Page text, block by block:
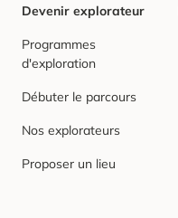
Devenir explorateur
Programmes
d'exploration
Débuter le parcours
Nos explorateurs
Proposer un lieu